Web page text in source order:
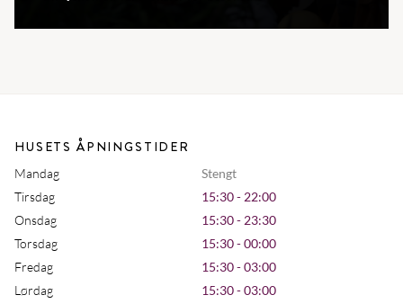
HUSETS ÅPNINGSTIDER
Mandag
Stengt
Tirsdag
15:30 - 22:00
Onsdag
15:30 - 23:30
Torsdag
15:30 - 00:00
Fredag
15:30 - 03:00
Lørdag
15:30 - 03:00